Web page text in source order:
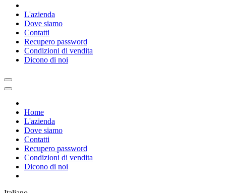
L'azienda
Dove siamo
Contatti
Recupero password
Condizioni di vendita
Dicono di noi
Home
L'azienda
Dove siamo
Contatti
Recupero password
Condizioni di vendita
Dicono di noi